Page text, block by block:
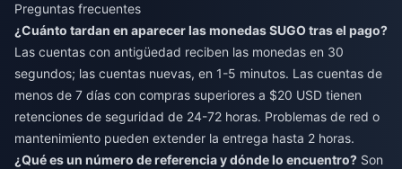
Preguntas frecuentes
¿Cuánto tardan en aparecer las monedas SUGO tras el pago?
Las cuentas con antigüedad reciben las monedas en 30
segundos; las cuentas nuevas, en 1-5 minutos. Las cuentas de
menos de 7 días con compras superiores a $20 USD tienen
retenciones de seguridad de 24-72 horas. Problemas de red o
mantenimiento pueden extender la entrega hasta 2 horas.
¿Qué es un número de referencia y dónde lo encuentro? Son